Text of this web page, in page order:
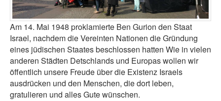
Am 14. Mai 1948 proklamierte Ben Gurion den Staat
Israel, nachdem die Vereinten Nationen die Gründung
eines jüdischen Staates beschlossen hatten Wie in vielen
anderen Städten Detschlands und Europas wollen wir
öffentlich unsere Freude über die Existenz Israels
ausdrücken und den Menschen, die dort leben,
gratulieren und alles Gute wünschen.